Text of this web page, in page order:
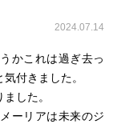
のね》ママもこう
は、この世のなか
もっていたとはど
んな娘も、自分が
2024.07.14
かこれは過ぎ去っ
付きました。
した。
ーリアは未来のジ